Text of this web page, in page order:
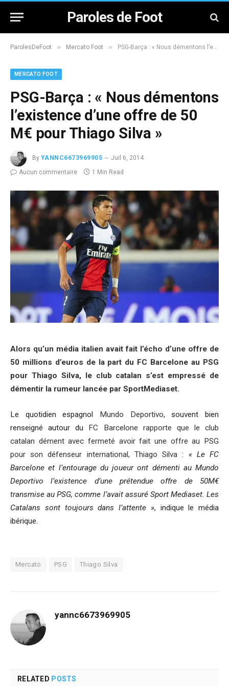
Paroles de Foot
ParolesDeFoot » Mercato Foot » PSG-Barça : « Nous démentons l’existence d’une offre de 50 M€ pour Thiago Silva »
MERCATO FOOT
PSG-Barça : « Nous démentons
l’existence d’une offre de 50
M€ pour Thiago Silva »
By YANNC6673969905
Juil 6, 2014
Aucun commentaire
1 Min Read
Alors qu’un média italien avait fait l’écho d’une offre de
50 millions d’euros de la part du FC Barcelone au PSG
pour Thiago Silva, le club catalan s’est empressé de
démentir la rumeur lancée par SportMediaset.
Le quotidien espagnol Mundo Deportivo, souvent bien
renseigné autour du FC Barcelone rapporte que le club
catalan dément avec fermeté avoir fait une offre au PSG
pour son défenseur international, Thiago Silva : « Le FC
Barcelone et l’entourage du joueur ont démenti au Mundo
Deportivo l’existence d’une prétendue offre de 50M€
transmise au PSG, comme l’avait assuré Sport Mediaset. Les
Catalans sont toujours dans l’attente », indique le média
ibérique.
Mercato PSG Thiago Silva
yannc6673969905
RELATED POSTS